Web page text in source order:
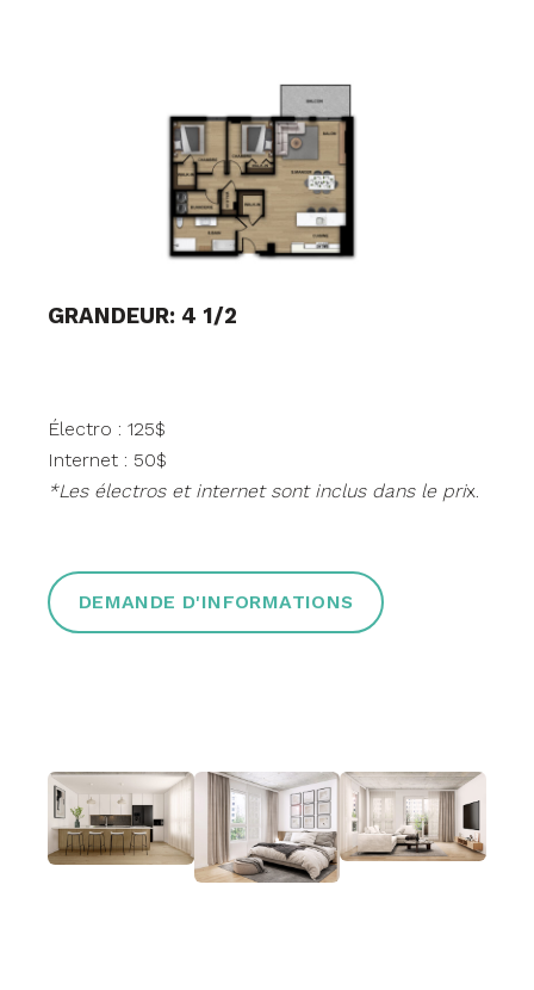
GRANDEUR: 4 1/2
Électro : 125$
Internet : 50$
*Les électros et internet sont inclus dans le prix.
DEMANDE D'INFORMATIONS